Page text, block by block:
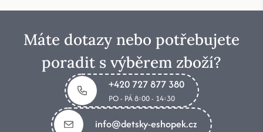
Máte dotazy nebo potřebujete
poradit s výběrem zboží?
+420 727 877 380
PO - PÁ 8:00 - 14:30
info@detsky-eshopek.cz